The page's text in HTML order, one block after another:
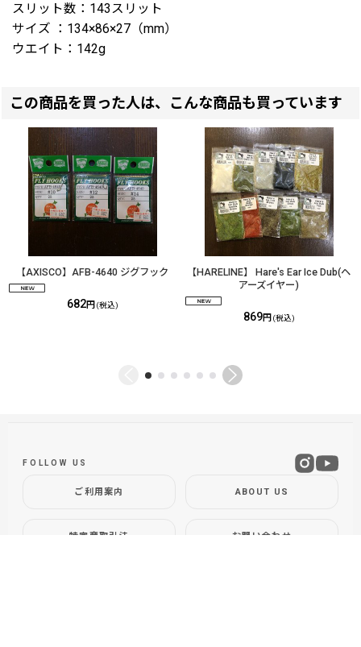
スリット数：143スリット
サイズ ：134×86×27（mm）
ウエイト：142g
この商品を買った人は、こんな商品も買っています
【AXISCO】AFB-4640 ジグフック
682円 (税込)
【HARELINE】 Hare's Ear Ice Dub(ヘ
アーズイヤー)
869円 (税込)
ご利用案内 ABOUT US
特定商取引法 お問い合わせ
FOLLOW US